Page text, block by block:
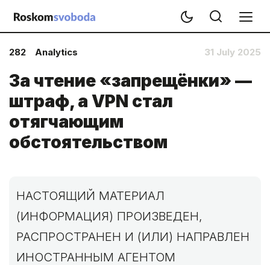
282 Analytics 31 July 2025
За чтение «запрещёнки» —
штраф, а VPN стал
отягчающим
обстоятельством
НАСТОЯЩИЙ МАТЕРИАЛ
(ИНФОРМАЦИЯ) ПРОИЗВЕДЕН,
РАСПРОСТРАНЕН И (ИЛИ) НАПРАВЛЕН
ИНОСТРАННЫМ АГЕНТОМ